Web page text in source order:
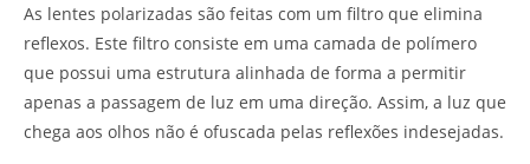
As lentes polarizadas são feitas com um filtro que elimina
reflexos. Este filtro consiste em uma camada de polímero
que possui uma estrutura alinhada de forma a permitir
apenas a passagem de luz em uma direção. Assim, a luz que
chega aos olhos não é ofuscada pelas reflexões indesejadas.